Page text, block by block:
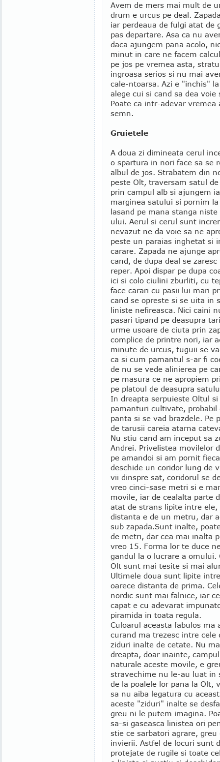
Avem de mers mai mult de
drum e urcus pe deal.
iar perdeaua de fulgi atat de
pas departare. Asa ca nu
daca ajungem pana acolo,
minut in care ne facem
pe jos pe vremea asta,
ingroasa serios si nu mai
cale-ntoarsa. Azi e "inchis"
alege cui si cand sa dea
Poate ca intr-adevar
semn.
Gruietele
A doua zi dimineata cerul
o spartura in nori face sa se
albul de jos. Strabatem din
peste Olt, traversam satul
prin campul alb si ajungem
marginea satului si pornim
lasand pe mana stanga
ului. Aerul si cerul sunt
nevazut ne da voie sa ne
peste un paraias inghetat si
carare. Zapada ne ajunge
cand, de dupa deal se
reper. Apoi dispar pe dupa
ici si colo ciulini zburliti, cu
face carari cu pasii lui mari
cand se opreste si se uita in
liniste nefireasca. Nici caini
pasari tipand pe deasupra
urme usoare de ciuta prin
complice de printre nori, iar
minute de urcus, tuguii se
ca si cum pamantul s-ar fi
de nu se vede alinierea pe
pe masura ce ne apropiem
pe platoul de deasupra
In dreapta serpuieste Oltul
pamanturi cultivate,
panta si se vad brazdele. Pe
de tarusii careia atarna
Nu stiu cand am inceput sa
Andrei. Privelistea movilelor
pe amandoi si am pornit
deschide un coridor lung de
vii dinspre sat, coridorul se
vreo cinci-sase metri si e
movile, iar de cealalta parte
atat de strans lipite intre
distanta e de un metru, dar
sub zapada.Sunt inalte,
de metri, dar cea mai inalta
vreo 15. Forma lor te duce
gandul la o lucrare a omului.
Olt sunt mai tesite si mai
Ultimele doua sunt lipite
oarece distanta de prima.
nordic sunt mai falnice, iar
capat e cu adevarat
piramida in toata regula.
Culoarul aceasta fabulos
curand ma trezesc intre
ziduri inalte de cetate. Nu
dreapta, doar inainte,
naturale aceste movile, e
stravechime nu le-au luat in
de la poalele lor pana la Olt,
sa nu aiba legatura cu
aceste "ziduri" inalte se
greu ni le putem imagina.
sa-si gaseasca linistea ori
stie ce sarbatori agrare,
invierii. Astfel de locuri sunt
protejate de rugile si toate